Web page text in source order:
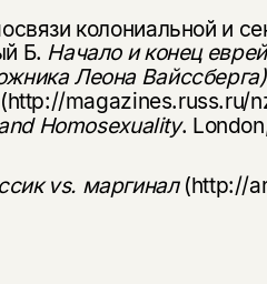
колониальной и
Б. Начало и конец
Леона Вайссберга)
magazines.russ.ru/
Homosexuality.
vs. маргинал(http://